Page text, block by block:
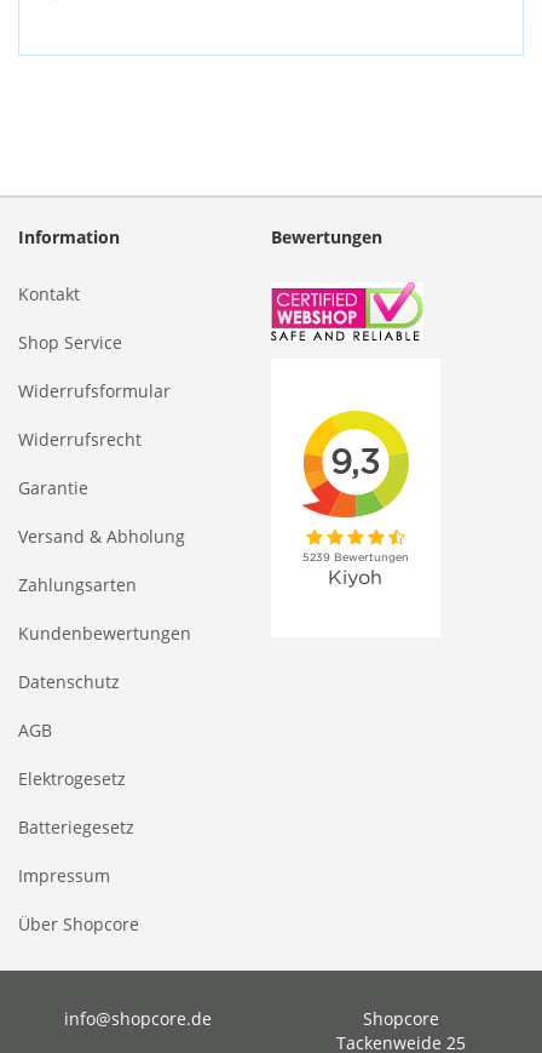
Information
Kontakt
Shop Service
Widerrufsformular
Widerrufsrecht
Garantie
Versand & Abholung
Zahlungsarten
Kundenbewertungen
Datenschutz
AGB
Elektrogesetz
Batteriegesetz
Impressum
Über Shopcore
Bewertungen
info@shopcore.de
Shopcore
Tackenweide 25